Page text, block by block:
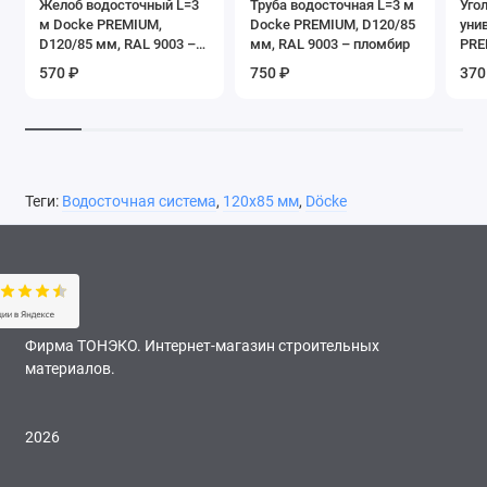
Желоб водосточный L=3
м Docke PREMIUM,
D120/85 мм, RAL 9003 –
пломбир
570 ₽
Труба водосточная L=3 м
Docke PREMIUM, D120/85
мм, RAL 9003 – пломбир
750 ₽
Теги: Водосточная система, 120х85 мм, Döcke
Фирма ТОНЭКО. Интернет-магазин строительных
материалов.
2026